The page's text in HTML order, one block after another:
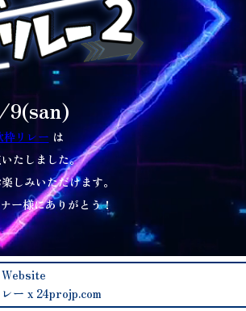
9(san)
リレー は
たしました。
しみいただけます。
ー様にありがとう！
ー x 24projp.com